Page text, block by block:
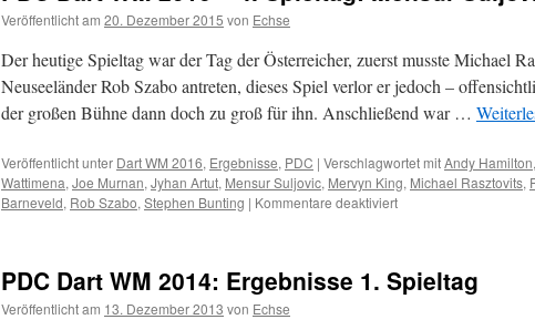
Veröffentlicht am 20. Dezember 2015 von Echse
Der heutige Spieltag war der Tag der Österreicher, zuerst musste Michael
Neuseeländer Rob Szabo antreten, dieses Spiel verlor er jedoch –
der großen Bühne dann doch zu groß für ihn. Anschließend war …
Veröffentlicht unter Dart WM 2016, Ergebnisse, PDC | Verschlagwortet mitAndy Hamilton,
Wattimena, Joe Murnan, Jyhan Artut, Mensur Suljovic, Mervyn King, Michael Rasztovits,
Barneveld, Rob Szabo, Stephen Bunting | Kommentare deaktiviertfür
2016
–
PDC Dart WM 2014: Ergebnisse 1. Spieltag
Veröffentlicht am 13. Dezember 2013 von Echse